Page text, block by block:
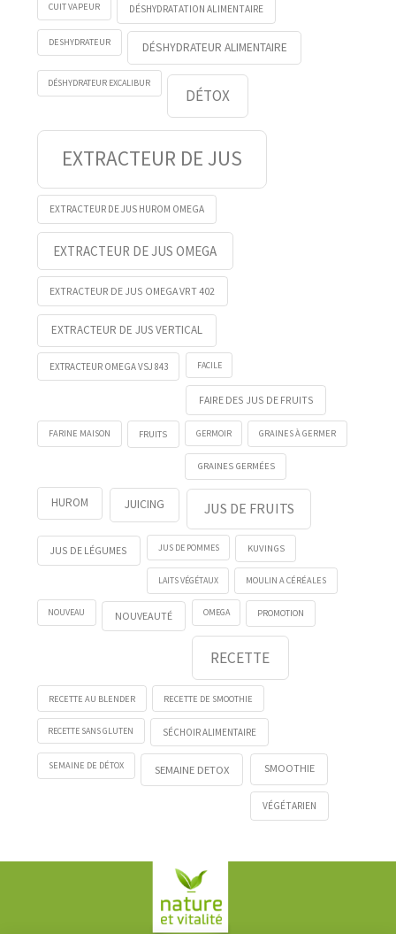
CUIT VAPEUR DÉSHYDRATATION ALIMENTAIRE
DESHYDRATEUR DÉSHYDRATEUR ALIMENTAIRE
DÉSHYDRATEUR EXCALIBUR
DÉTOX
EXTRACTEUR DE JUS
EXTRACTEUR DE JUS HUROM OMEGA
EXTRACTEUR DE JUS OMEGA
EXTRACTEUR DE JUS OMEGA VRT 402
EXTRACTEUR DE JUS VERTICAL
EXTRACTEUR OMEGA VSJ 843 FACILE
FAIRE DES JUS DE FRUITS
FARINE MAISON FRUITS GERMOIR GRAINES À GERMER
GRAINES GERMÉES
HUROM JUICING JUS DE FRUITS
JUS DE LÉGUMES JUS DE POMMES KUVINGS
LAITS VÉGÉTAUX MOULIN A CÉRÉALES
NOUVEAU NOUVEAUTÉ OMEGA PROMOTION
RECETTE
RECETTE AU BLENDER RECETTE DE SMOOTHIE
RECETTE SANS GLUTEN SÉCHOIR ALIMENTAIRE
SEMAINE DE DÉTOX SEMAINE DETOX SMOOTHIE
VÉGÉTARIEN